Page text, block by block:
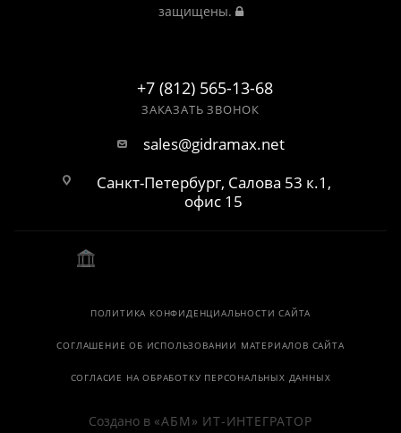
защищены.
+7 (812) 565-13-68
ЗАКАЗАТЬ ЗВОНОК
sales@gidramax.net
Санкт-Петербург, Салова 53 к.1,
офис 15
ПОЛИТИКА КОНФИДЕНЦИАЛЬНОСТИ САЙТА
СОГЛАШЕНИЕ ОБ ИСПОЛЬЗОВАНИИ МАТЕРИАЛОВ САЙТА
СОГЛАСИЕ НА ОБРАБОТКУ ПЕРСОНАЛЬНЫХ ДАННЫХ
Создано в «АБМ» ИТ-ИНТЕГРАТОР